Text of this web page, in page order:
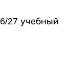
27 учебный